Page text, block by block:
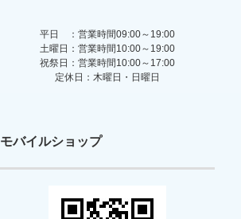
平日 ：営業時間09:00～19:00
土曜日：営業時間10:00～19:00
祝祭日：営業時間10:00～17:00
定休日：木曜日・日曜日
モバイルショップ